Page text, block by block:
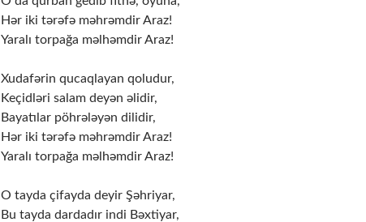
Hər iki tərəfə məhrəmdir Araz!
Yaralı torpağa məlhəmdir Araz!
Xudafərin qucaqlayan qoludur,
Keçidləri salam deyən əlidir,
Bayatılar pöhrələyən dilidir,
Hər iki tərəfə məhrəmdir Araz!
Yaralı torpağa məlhəmdir Araz!
O tayda çifayda deyir Şəhriyar,
Bu tayda dardadır indi Bəxtiyar,